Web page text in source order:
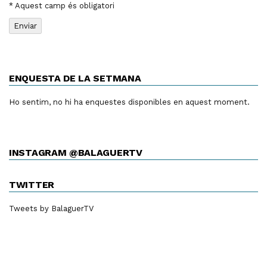
* Aquest camp és obligatori
ENQUESTA DE LA SETMANA
Ho sentim, no hi ha enquestes disponibles en aquest moment.
INSTAGRAM @BALAGUERTV
TWITTER
Tweets by BalaguerTV